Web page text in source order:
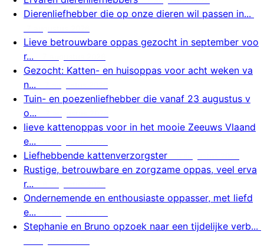
Dierenliefhebber die op onze dieren wil passen in...
Lieve betrouwbare oppas gezocht in september voo
r...
Gezocht: Katten- en huisoppas voor acht weken va
n...
Tuin- en poezenliefhebber die vanaf 23 augustus v
o...
lieve kattenoppas voor in het mooie Zeeuws Vlaand
e...
Liefhebbende kattenverzorgster
Rustige, betrouwbare en zorgzame oppas, veel erva
r...
Ondernemende en enthousiaste oppasser, met liefd
e...
Stephanie en Bruno opzoek naar een tijdelijke verb...